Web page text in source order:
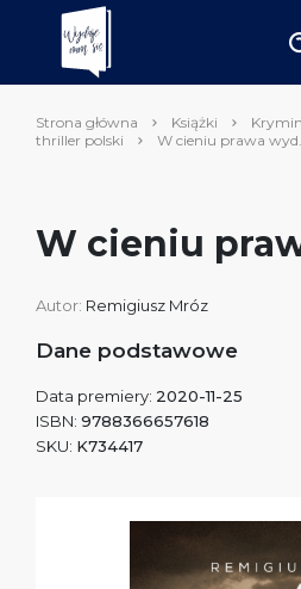
Strona główna Książki
thriller polski
W cieniu prawa
W cieniu
Autor: Remigiusz Mróz
Dane podstawowe
Data premiery: 2020-11-25
ISBN: 9788366657618
SKU: K734417